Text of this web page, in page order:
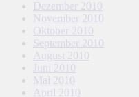
Dezember 2010
November 2010
Oktober 2010
September 2010
August 2010
Juni 2010
Mai 2010
April 2010